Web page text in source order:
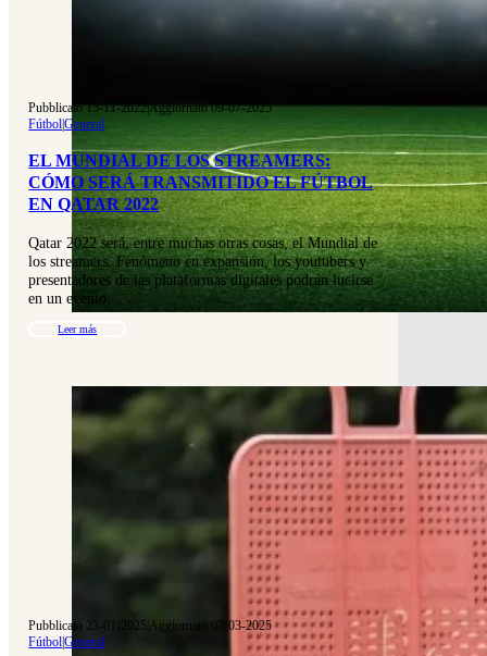
Pubblicato 15-11-2022|Aggiornato 09-07-2025
Fútbol|General
EL MUNDIAL DE LOS STREAMERS:
CÓMO SERÁ TRANSMITIDO EL FÚTBOL
EN QATAR 2022
Qatar 2022 será, entre muchas otras cosas, el Mundial de
los streamers. Fenómeno en expansión, los youtubers y
presentadores de las plataformas digitales podrán lucirse
en un evento…
Leer más
Pubblicato 23-01-2025 Aggiornato 07-03-2025
Fútbol|General